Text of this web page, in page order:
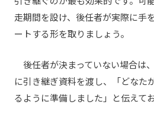
走期間を設け、後任者が実際に手
ートする形を取りましょう。
後任者が決まっていない場合は
に引き継ぎ資料を渡し、「どなた
るように準備しました」と伝えて